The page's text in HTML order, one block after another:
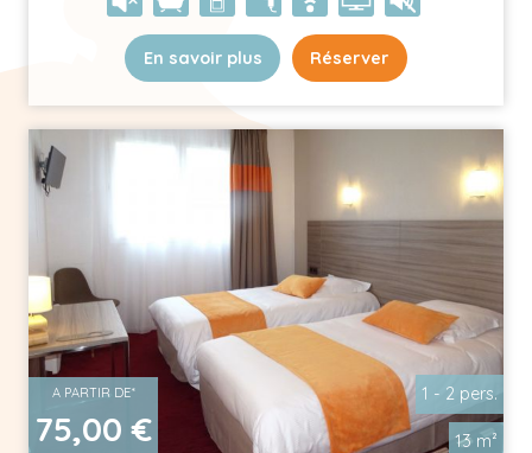
En savoir plus Réserver
1 - 2 pers.
13 m²
A PARTIR DE*
75,00 €